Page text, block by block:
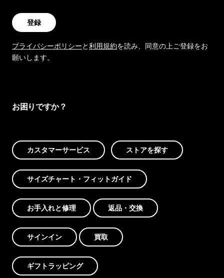
登録
プライバシーポリシーと利用規約を読み、同意の上ご登録をお
願いします。
お困りですか？
カスタマーサービス ストアを探す
サイズチャート・フィットガイド
お手入れと修理 返品・交換
サインイン 買取
ギフトラッピング